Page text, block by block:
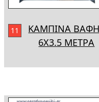
11
ΚΑΜΠΙΝΑ
6X3.5 ΜΕΤΡA